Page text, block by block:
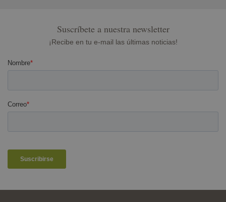
Suscríbete a nuestra newsletter
¡Recibe en tu e-mail las últimas noticias!